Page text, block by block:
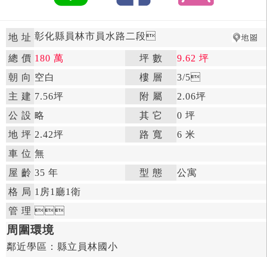
地 址 彰化縣員林市員水路二段
總 價 180 萬 坪 數 9.62 坪
朝 向 空白 樓 層 3/5
主 建 7.56坪 附 屬 2.06坪
公 設 略 其 它
0 坪
地 坪 2.42坪 路 寬
6 米
車 位 無
屋 齡 35 年 型 態 公寓
格 局 1房1廳1衛
管 理 
周圍環境
鄰近學區： 縣立員林國小